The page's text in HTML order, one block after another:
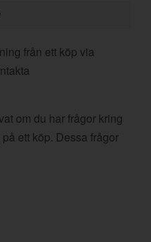
från ett köp via
om du har frågor kring
ett köp. Dessa frågor